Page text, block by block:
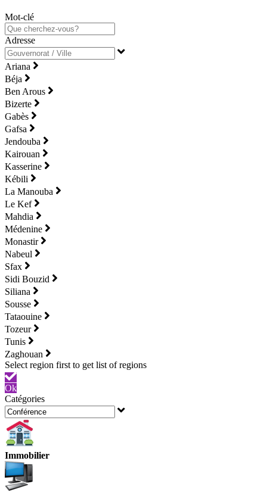
Mot-clé
Adresse
Ariana
Béja
Ben Arous
Bizerte
Gabès
Gafsa
Jendouba
Kairouan
Kasserine
Kébili
La Manouba
Le Kef
Mahdia
Médenine
Monastir
Nabeul
Sfax
Sidi Bouzid
Siliana
Sousse
Tataouine
Tozeur
Tunis
Zaghouan
Ok
Catégories
Immobilier